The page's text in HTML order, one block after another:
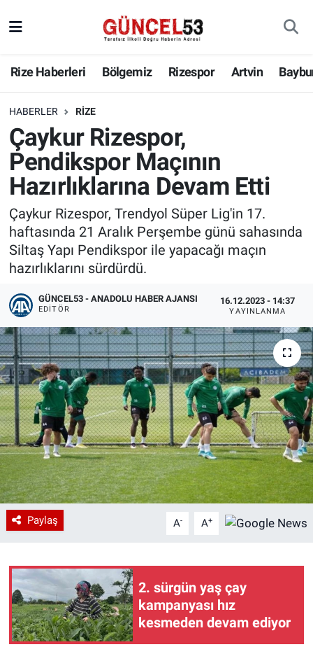
Rize Haberleri Bölgemiz Rizespor Artvin
HABERLER RIZE
Çaykur Rizespor,
Pendikspor Maçının
Hazırlıklarına Devam Etti
Çaykur Rizespor, Trendyol Süper Lig'in 17.
haftasında 21 Aralık Perşembe günü sahasında
Siltaş Yapı Pendikspor ile yapacağı maçın
hazırlıklarını sürdürdü.
GÜNCEL53 - ANADOLU HABER AJANSI
EDITÖR
16.12.2023 - 14:37
YAYINLANMA
Paylaş A- A+
2. sürgün yaş çay
kampanyası hız
kesmeden devam ediyor